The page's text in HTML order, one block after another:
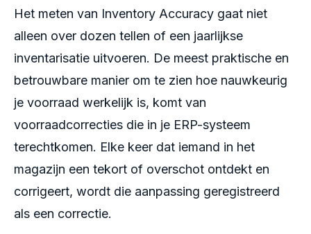
Het meten van Inventory Accuracy gaat niet
alleen over dozen tellen of een jaarlijkse
inventarisatie uitvoeren. De meest praktische en
betrouwbare manier om te zien hoe nauwkeurig
je voorraad werkelijk is, komt van
voorraadcorrecties die in je ERP-systeem
terechtkomen. Elke keer dat iemand in het
magazijn een tekort of overschot ontdekt en
corrigeert, wordt die aanpassing geregistreerd
als een correctie.